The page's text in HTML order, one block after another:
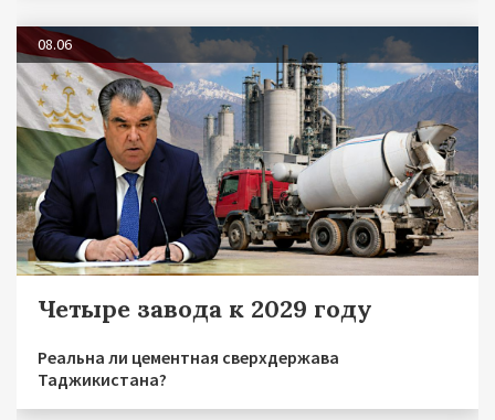
08.06
Четыре завода к 2029 году
Реальна ли цементная сверхдержава
Таджикистана?